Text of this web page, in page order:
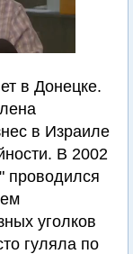
в Донецке.
в Израиле
В 2002
проводился
уголков
гуляла по